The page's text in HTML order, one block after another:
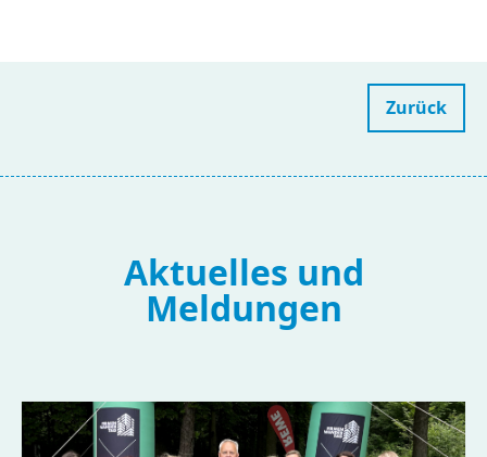
Zurück
Aktuelles und
Meldungen